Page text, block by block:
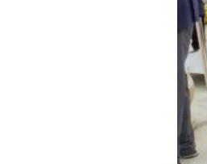
通过集中展示消防